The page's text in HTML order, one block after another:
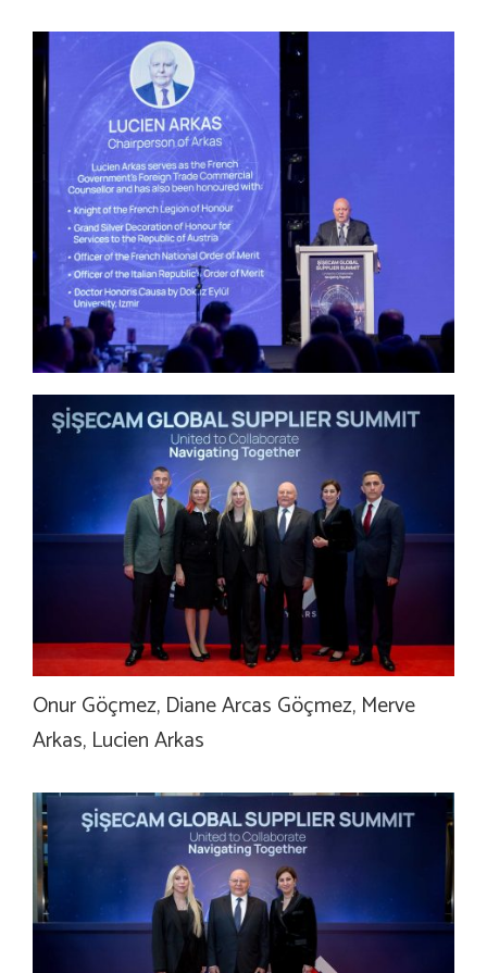
Onur Göçmez, Diane Arcas Göçmez, Merve
Arkas, Lucien Arkas